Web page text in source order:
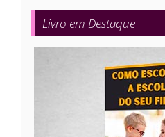
Livro em Destaque